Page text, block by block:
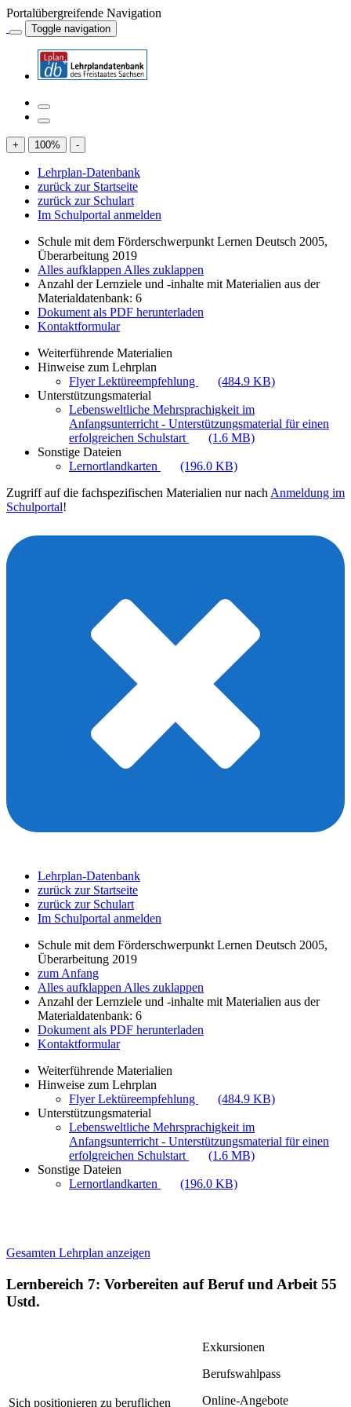
Portalübergreifende Navigation
Toggle navigation
+ 100% -
Lehrplan-Datenbank
zurück zur Startseite
zurück zur Schulart
Im Schulportal anmelden
Schule mit dem Förderschwerpunkt Lernen Deutsch 2005,
Überarbeitung 2019
Alles aufklappen Alles zuklappen
Anzahl der Lernziele und -inhalte mit Materialien aus der
Materialdatenbank: 6
Dokument als PDF herunterladen
Kontaktformular
Weiterführende Materialien
Hinweise zum Lehrplan
Flyer Lektüreempfehlung
(484.9 KB)
Unterstützungsmaterial
Lebensweltliche Mehrsprachigkeit im
Anfangsunterricht - Unterstützungsmaterial für einen
erfolgreichen Schulstart
(1.6 MB)
Sonstige Dateien
Lernortlandkarten
(196.0 KB)
Zugriff auf die fachspezifischen Materialien nur nach Anmeldung im
Schulportal!
Lehrplan-Datenbank
zurück zur Startseite
zurück zur Schulart
Im Schulportal anmelden
Schule mit dem Förderschwerpunkt Lernen Deutsch 2005,
Überarbeitung 2019
zum Anfang
Alles aufklappen Alles zuklappen
Anzahl der Lernziele und -inhalte mit Materialien aus der
Materialdatenbank: 6
Dokument als PDF herunterladen
Kontaktformular
Weiterführende Materialien
Hinweise zum Lehrplan
Flyer Lektüreempfehlung
(484.9 KB)
Unterstützungsmaterial
Lebensweltliche Mehrsprachigkeit im
Anfangsunterricht - Unterstützungsmaterial für einen
erfolgreichen Schulstart
(1.6 MB)
Sonstige Dateien
Lernortlandkarten
(196.0 KB)
Gesamten Lehrplan anzeigen
Lernbereich 7: Vorbereiten auf Beruf und Arbeit 55
Ustd.
Sich positionieren zu beruflichen
Exkursionen
Berufswahlpass
Online-Angebote